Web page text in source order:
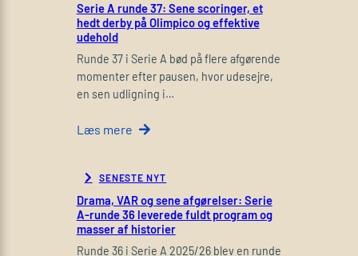
Serie A runde 37: Sene scoringer, et
hedt derby på Olimpico og effektive
udehold
Runde 37 i Serie A bød på flere afgørende
momenter efter pausen, hvor udesejre,
en sen udligning i…
Læs mere
SENESTE NYT
Drama, VAR og sene afgørelser: Serie
A-runde 36 leverede fuldt program og
masser af historier
Runde 36 i Serie A 2025/26 blev en runde